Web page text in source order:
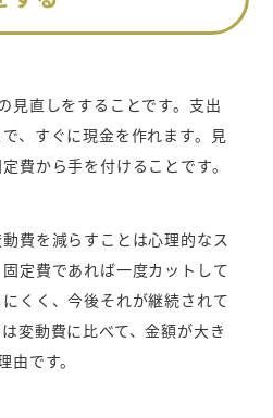
見直しをすることです。支出
、すぐに現金を作れます。見
費から手を付けることです。
費を減らすことは心理的なス
定費であれば一度カットして
くく、今後それが継続されて
変動費に比べて、金額が大き
です。